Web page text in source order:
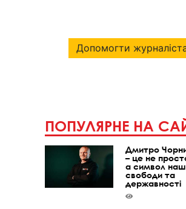
Допомогти
ПОПУЛЯРНЕ НА
Дмитро
– це не
а символ
свободи та
державності